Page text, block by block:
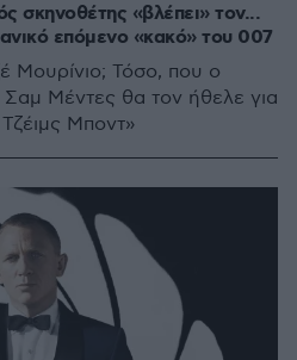
σκηνοθέτης «βλέπει» τον...
επόμενο «κακό» του 007
Μουρίνιο; Τόσο, που ο
Μέντες θα τον ήθελε για
Μποντ»